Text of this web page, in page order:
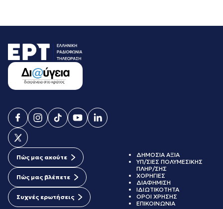
Πώς μας ακούτε
Πώς μας βλέπετε
Συχνές ερωτήσεις
ΔΗΜΟΣΙΑ ΑΞΙΑ
ΥΠ/ΣΙΕΣ ΠΟΛΥΜΕΣΙΚΗΣ
ΠΛΗΡ/ΣΗΣ
ΧΟΡΗΓΙΕΣ
ΔΙΑΦΗΜΙΣΗ
ΙΔΙΩΤΙΚΟΤΗΤΑ
ΟΡΟΙ ΧΡΗΣΗΣ
ΕΠΙΚΟΙΝΩΝΙΑ